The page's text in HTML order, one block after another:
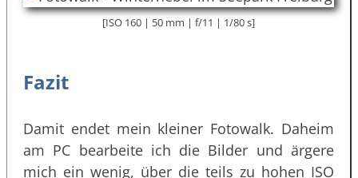
[ISO 160 | 50 mm | f/11 | 1/80 s]
Fazit
Damit endet mein kleiner Fotowalk. Daheim
am PC bearbeite ich die Bilder und ärgere
mich ein wenig, über die teils zu hohen ISO